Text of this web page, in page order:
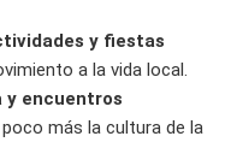
y fiestas
a la vida local.
y encuentros
más la cultura de la